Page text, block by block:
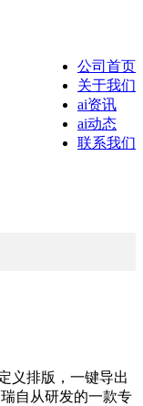
公司首页
关于我们
ai资讯
ai动态
联系我们
义排版，一键导出
自从研发的一款专